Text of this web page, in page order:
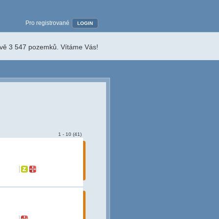
Pro registrované LOGIN
3 547 pozemků. Vítáme Vás!
1 - 10 (41)